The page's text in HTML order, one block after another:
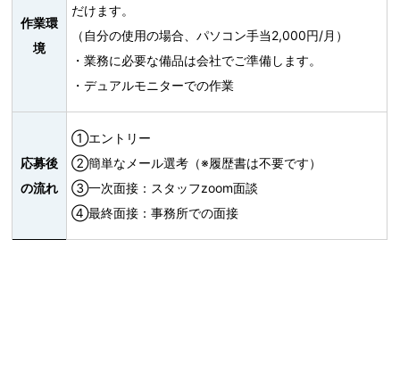
作業環
境
だけます。
（自分の使用の場合、パソコン手当2,000円/月）
・業務に必要な備品は会社でご準備します。
・デュアルモニターでの作業
応募後
の流れ
①エントリー
②簡単なメール選考（※履歴書は不要です）
③一次面接：スタッフzoom面談
④最終面接：事務所での面接